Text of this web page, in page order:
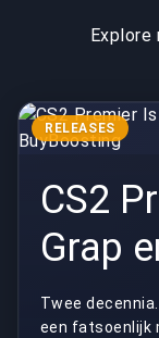
Explore
RELEASES
CS2
Grap
Het |
Twee
een fatsoenlijk